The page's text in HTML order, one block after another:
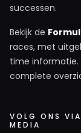
successen.
Bekijk de
races, met
time informatie.
complete
VOLG ONS
MEDIA